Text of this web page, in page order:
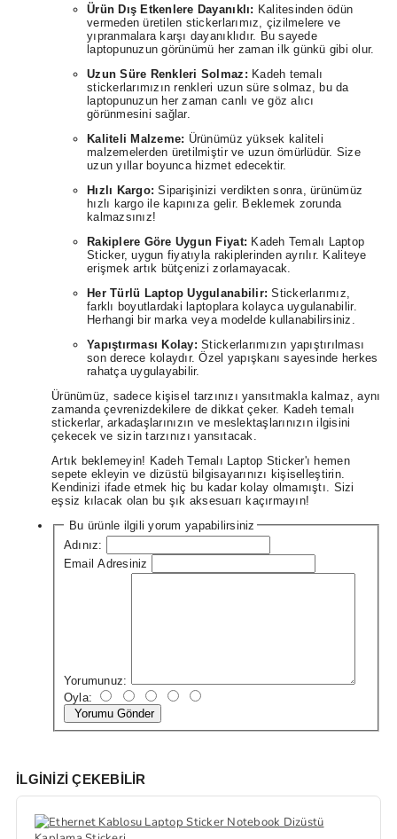
Ürün Dış Etkenlere Dayanıklı: Kalitesinden ödün
vermeden üretilen stickerlarımız, çizilmelere ve
yıpranmalara karşı dayanıklıdır. Bu sayede
laptopunuzun görünümü her zaman ilk günkü gibi olur.
Uzun Süre Renkleri Solmaz: Kadeh temalı
stickerlarımızın renkleri uzun süre solmaz, bu da
laptopunuzun her zaman canlı ve göz alıcı
görünmesini sağlar.
Kaliteli Malzeme: Ürünümüz yüksek kaliteli
malzemelerden üretilmiştir ve uzun ömürlüdür. Size
uzun yıllar boyunca hizmet edecektir.
Hızlı Kargo: Siparişinizi verdikten sonra, ürünümüz
hızlı kargo ile kapınıza gelir. Beklemek zorunda
kalmazsınız!
Rakiplere Göre Uygun Fiyat: Kadeh Temalı Laptop
Sticker, uygun fiyatıyla rakiplerinden ayrılır. Kaliteye
erişmek artık bütçenizi zorlamayacak.
Her Türlü Laptop Uygulanabilir: Stickerlarımız,
farklı boyutlardaki laptoplara kolayca uygulanabilir.
Herhangi bir marka veya modelde kullanabilirsiniz.
Yapıştırması Kolay: Stickerlarımızın yapıştırılması
son derece kolaydır. Özel yapışkanı sayesinde herkes
rahatça uygulayabilir.
Ürünümüz, sadece kişisel tarzınızı yansıtmakla kalmaz, aynı
zamanda çevrenizdekilere de dikkat çeker. Kadeh temalı
stickerlar, arkadaşlarınızın ve meslektaşlarınızın ilgisini
çekecek ve sizin tarzınızı yansıtacak.
Artık beklemeyin! Kadeh Temalı Laptop Sticker'ı hemen
sepete ekleyin ve dizüstü bilgisayarınızı kişiselleştirin.
Kendinizi ifade etmek hiç bu kadar kolay olmamıştı. Sizi
eşsiz kılacak olan bu şık aksesuarı kaçırmayın!
Bu ürünle ilgili yorum yapabilirsiniz
Adınız:
Email Adresiniz
Yorumunuz:
Oyla:
Yorumu Gönder
İLGINIZI ÇEKEBILIR